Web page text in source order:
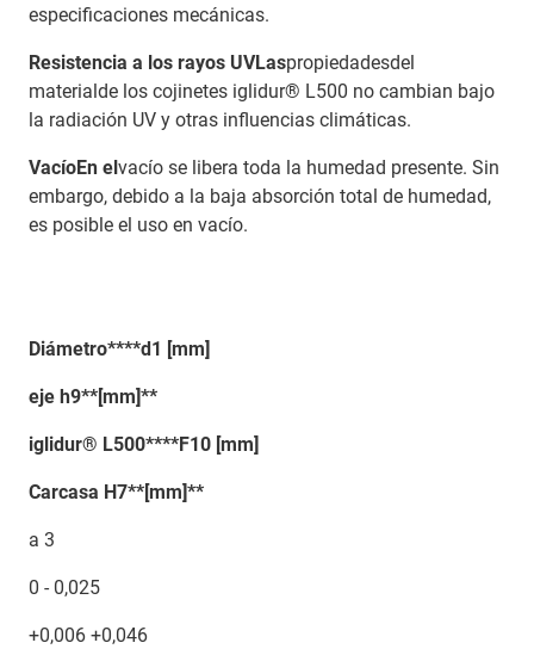
especificaciones mecánicas.
Resistencia a los rayos UVLaspropiedadesdel
materialde los cojinetes iglidur® L500 no cambian bajo
la radiación UV y otras influencias climáticas.
VacíoEn el vacío se libera toda la humedad presente. Sin
embargo, debido a la baja absorción total de humedad,
es posible el uso en vacío.
Diámetro****d1 [mm]
eje h9**[mm]**
iglidur® L500****F10 [mm]
Carcasa H7**[mm]**
a 3
0 - 0,025
+0,006 +0,046